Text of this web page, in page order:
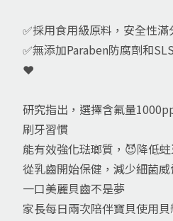
✅採用食用級原料，安全性滿
✅無添加Paraben防腐劑和
❤
研究指出，選擇含氟量
刷牙習慣
能有效強化琺瑯質，😈降低
從乳齒開始保健，減少細菌
一口美麗貝齒不是夢
家長每日兩次陪伴寶貝使用